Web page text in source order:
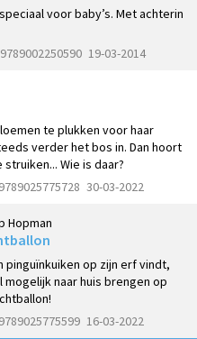
voor baby’s. Met achterin
19-03-2014
te plukken voor haar
verder het bos in. Dan hoort
Wie is daar?
30-03-2022
Hopman
pinguïnkuiken op zijn erf vindt,
naar huis brengen op
16-03-2022